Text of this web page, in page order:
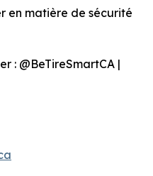
en matière de sécurité
: @BeTireSmartCA |